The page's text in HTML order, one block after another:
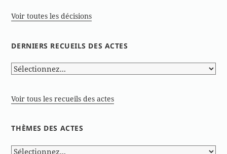
Voir toutes les décisions
DERNIERS RECUEILS DES ACTES
Voir tous les recueils des actes
THÈMES DES ACTES